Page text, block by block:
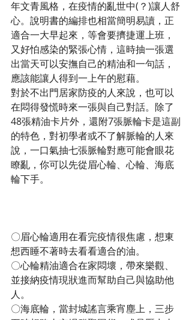
年文青風格，在疫情的亂世中(？)讓人舒
心。說明書的編排也相當簡明易讀，正
適合一大早起來，等會要擠捷運上班，
又好怕感染的緊張心情，這時抽一張選
出當天可以安撫自己的精油和一句話，
應該能讓人得到一上午的慰藉。
對於不出門居家防疫的人來說，也可以
在悶得發慌時來一張與自己對話。除了
48張精油卡片外，還附7張脈輪卡是這副
的特色，對初學者或不了解脈輪的人來
說，一口氣抽七張脈輪對應可能會眼花
瞭亂，你可以先從眉心輪、心輪、海底
輪下手。
〇眉心輪適用在看完疫情很焦慮，想東
想西睡不著時去看看適合的油。
〇心輪精油適合在家悶壞，帶來樂觀、
並接納疫情現狀進而幫助自己與協助他
人。
〇海底輪，當封城謠言乘宵塵上，三步